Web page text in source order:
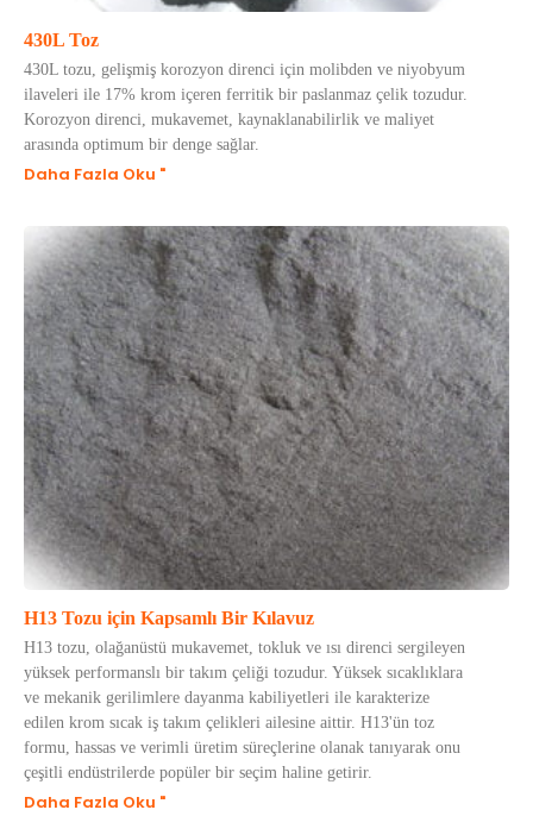
430L Toz
430L tozu, gelişmiş korozyon direnci için molibden ve niyobyum
ilaveleri ile 17% krom içeren ferritik bir paslanmaz çelik tozudur.
Korozyon direnci, mukavemet, kaynaklanabilirlik ve maliyet
arasında optimum bir denge sağlar.
Daha Fazla Oku "
H13 Tozu için Kapsamlı Bir Kılavuz
H13 tozu, olağanüstü mukavemet, tokluk ve ısı direnci sergileyen
yüksek performanslı bir takım çeliği tozudur. Yüksek sıcaklıklara
ve mekanik gerilimlere dayanma kabiliyetleri ile karakterize
edilen krom sıcak iş takım çelikleri ailesine aittir. H13'ün toz
formu, hassas ve verimli üretim süreçlerine olanak tanıyarak onu
çeşitli endüstrilerde popüler bir seçim haline getirir.
Daha Fazla Oku "